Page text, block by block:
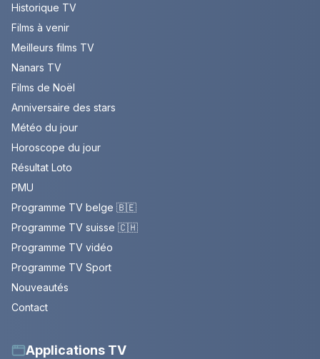
Historique TV
Films à venir
Meilleurs films TV
Nanars TV
Films de Noël
Anniversaire des stars
Météo du jour
Horoscope du jour
Résultat Loto
PMU
Programme TV belge 🇧🇪
Programme TV suisse 🇨🇭
Programme TV vidéo
Programme TV Sport
Nouveautés
Contact
Applications TV